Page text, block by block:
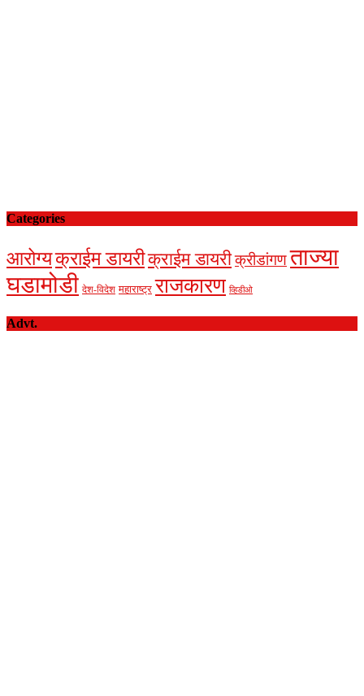
Categories
आरोग्यक्राईम डायरीक्राईम डायरीक्रीडांगणताज्या
घडामोडी देश-विदेश महाराष्ट्र राजकारण व्हिडीओ
Advt.